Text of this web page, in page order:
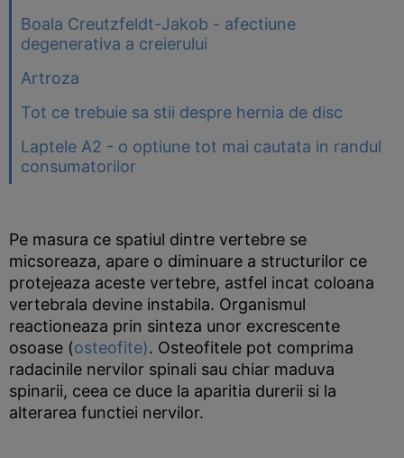
Boala Creutzfeldt-Jakob - afectiune
degenerativa a creierului
Artroza
Tot ce trebuie sa stii despre hernia de disc
Laptele A2 - o optiune tot mai cautata in randul
consumatorilor
Pe masura ce spatiul dintre vertebre se
micsoreaza, apare o diminuare a structurilor ce
protejeaza aceste vertebre, astfel incat coloana
vertebrala devine instabila. Organismul
reactioneaza prin sinteza unor excrescente
osoase (osteofite). Osteofitele pot comprima
radacinile nervilor spinali sau chiar maduva
spinarii, ceea ce duce la aparitia durerii si la
alterarea functiei nervilor.